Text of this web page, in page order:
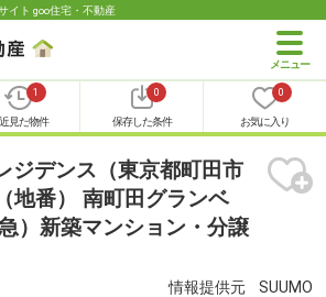
イト goo住宅・不動産
1
見た物件
0
保存した条件
0
お気に入り
ジデンス（東京都町田市
地番） 南町田グランベ
）新築マンション・分譲
情報提供元 SUUMO